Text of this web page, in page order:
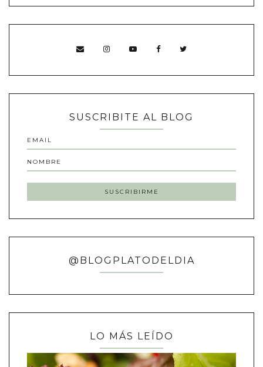
SUSCRIBITE AL BLOG
@BLOGPLATODELDIA
LO MÁS LEÍDO